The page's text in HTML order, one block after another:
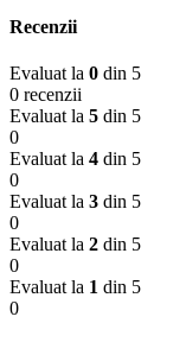
Recenzii
Evaluat la 0 din 5
0 recenzii
Evaluat la 5 din 5
0
Evaluat la 4 din 5
0
Evaluat la 3 din 5
0
Evaluat la 2 din 5
0
Evaluat la 1 din 5
0